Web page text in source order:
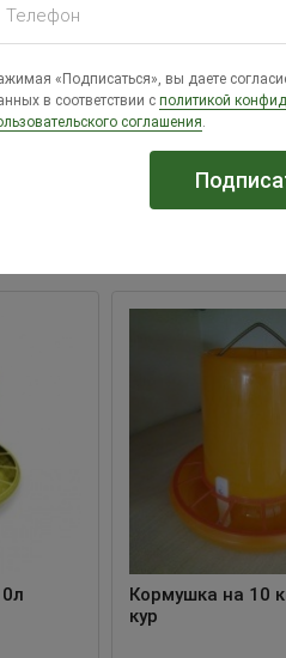
Кормушка на 10
кур
Телефон
«Подписаться», вы даете
в соответствии с политикой
соглашения.